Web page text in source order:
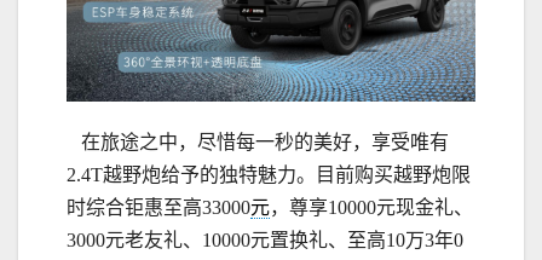
在旅途之中，尽惜每一秒的美好，享受唯有
2.4T越野炮给予的独特魅力。目前购买越野炮限
时综合钜惠至高33000元，尊享10000元现金礼、
3000元老友礼、10000元置换礼、至高10万3年0